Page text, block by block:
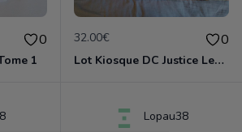
0
1
32.00€ 0
Lot Kiosque DC Justice League Rebirth
Lopau38